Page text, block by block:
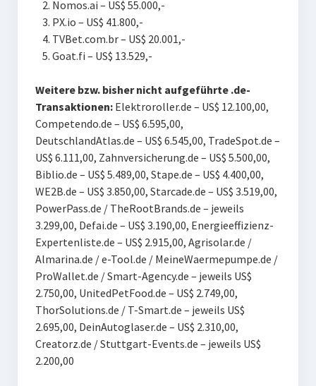
Nomos.ai – US$ 55.000,-
PX.io – US$ 41.800,-
TVBet.com.br – US$ 20.001,-
Goat.fi – US$ 13.529,-
Weitere bzw. bisher nicht aufgeführte .de-
Transaktionen: Elektroroller.de – US$ 12.100,00,
Competendo.de – US$ 6.595,00,
DeutschlandAtlas.de – US$ 6.545,00, TradeSpot.de –
US$ 6.111,00, Zahnversicherung.de – US$ 5.500,00,
Biblio.de – US$ 5.489,00, Stape.de – US$ 4.400,00,
WE2B.de – US$ 3.850,00, Starcade.de – US$ 3.519,00,
PowerPass.de / TheRootBrands.de – jeweils
3.299,00, Defai.de – US$ 3.190,00, Energieeffizienz-
Expertenliste.de – US$ 2.915,00, Agrisolar.de /
Almarina.de /e-Tool.de / MeineWaermepumpe.de /
ProWallet.de /Smart-Agency.de – jeweils US$
2.750,00, UnitedPetFood.de – US$ 2.749,00,
ThorSolutions.de / T-Smart.de – jeweils US$
2.695,00, DeinAutoglaser.de – US$ 2.310,00,
Creatorz.de /Stuttgart-Events.de – jeweils US$
2.200,00